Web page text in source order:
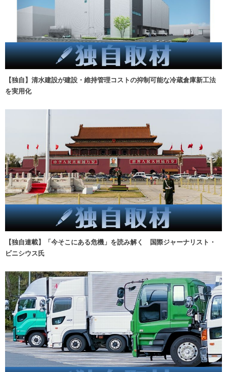
【独自】清水建設が建設・維持管理コストの抑制可能な冷蔵倉庫新工法
を実用化
【独自連載】「今そこにある危機」を読み解く 国際ジャーナリスト・
ビニシウス氏